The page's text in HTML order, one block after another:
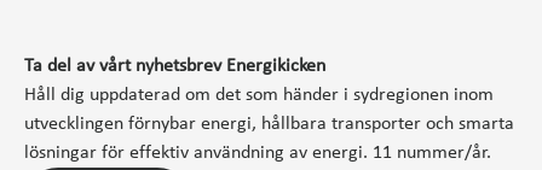
Ta del av vårt nyhetsbrev Energikicken
Håll dig uppdaterad om det som händer i sydregionen inom
utvecklingen förnybar energi, hållbara transporter och smarta
lösningar för effektiv användning av energi. 11 nummer/år.